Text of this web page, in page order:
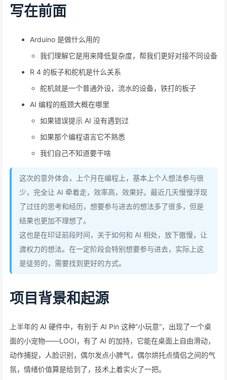
写在前面
Arduino 是做什么用的
我们理解它是用来降低复杂度，帮我们更好对接不同设备
R 4 的板子和舵机是什么关系
舵机就是一个普通外设，流水的设备，铁打的板子
AI 编程的瓶颈大概在哪里
如果错误提示 AI 没有遇到过
如果那个编程语言它不熟悉
我们自己不知道要干啥
这次的意外体会，上个月在编程上，基本上个人想法参与很
少，完全让 AI 牵着走，效率高，效果好。最近几天慢慢浮现
了过往的思考和经历，想要参与进去的想法多了很多，但是
结果也更加不理想了。
这也是在印证前段时间，关于如何和 AI 相处，放下傲慢，让
渡权力的想法。在一定阶段会特别想要参与进去，实际上这
是徒劳的，需要找到更好的方式。
项目背景和起源
上半年的 AI 硬件中，有别于 AI Pin 这种“小玩意“，出现了一个桌
面的小宠物——LOOI，有了 AI 的加持，它能在桌面上自由滑动，
动作捕捉，人脸识别，偶尔发点小脾气，偶尔烘托点情侣之间的气
氛，情绪价值算是给到了，技术上着实火了一把。